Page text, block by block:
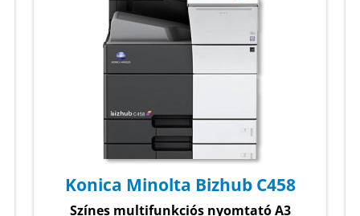
Konica Minolta Bizhub C458
Színes multifunkciós nyomtató A3